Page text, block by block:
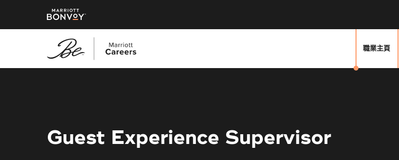
職業主頁
Guest Experience Supervisor